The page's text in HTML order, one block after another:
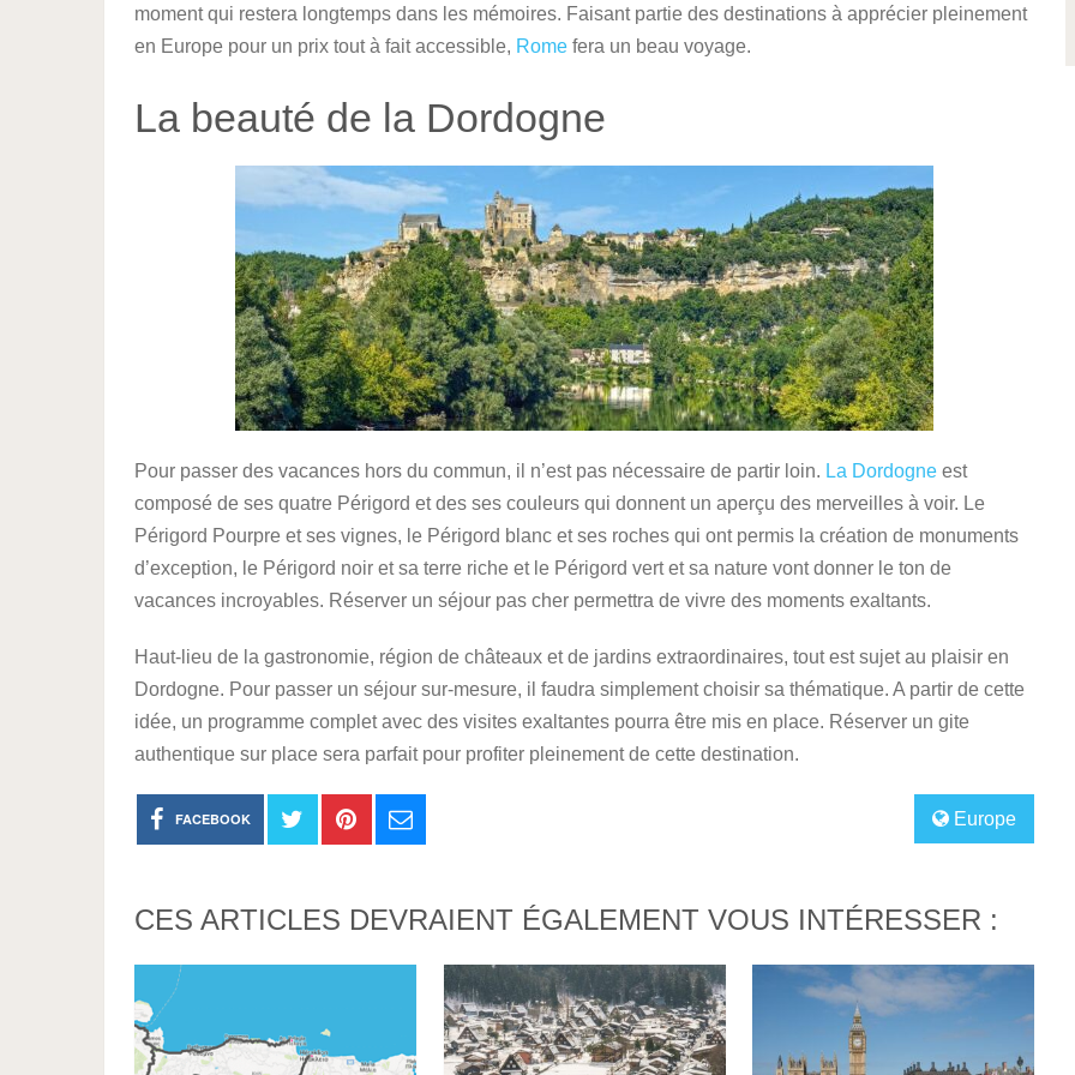
moment qui restera longtemps dans les mémoires. Faisant partie des destinations à apprécier pleinement
en Europe pour un prix tout à fait accessible, Rome fera un beau voyage.
La beauté de la Dordogne
Pour passer des vacances hors du commun, il n’est pas nécessaire de partir loin. La Dordogne est
composé de ses quatre Périgord et des ses couleurs qui donnent un aperçu des merveilles à voir. Le
Périgord Pourpre et ses vignes, le Périgord blanc et ses roches qui ont permis la création de monuments
d’exception, le Périgord noir et sa terre riche et le Périgord vert et sa nature vont donner le ton de
vacances incroyables. Réserver un séjour pas cher permettra de vivre des moments exaltants.
Haut-lieu de la gastronomie, région de châteaux et de jardins extraordinaires, tout est sujet au plaisir en
Dordogne. Pour passer un séjour sur-mesure, il faudra simplement choisir sa thématique. A partir de cette
idée, un programme complet avec des visites exaltantes pourra être mis en place. Réserver un gite
authentique sur place sera parfait pour profiter pleinement de cette destination.
Europe
FACEBOOK
CES ARTICLES DEVRAIENT ÉGALEMENT VOUS INTÉRESSER :